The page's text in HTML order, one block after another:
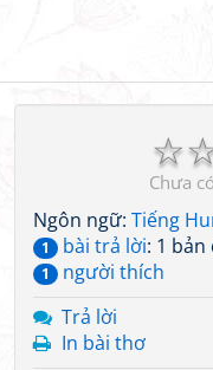
☆
Chưa
Ngôn ngữ: Tiếng
1 bài trả lời: 1 bản
1
người thích
Trả lời
In bài thơ